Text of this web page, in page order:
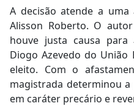
A decisão atende a
Alisson Roberto. O
houve justa causa
Diogo Azevedo do
eleito. Com o
magistrada determinou
em caráter precário e